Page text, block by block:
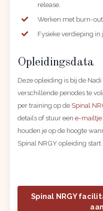
release.
Werken met burn-
Fysieke verdieping
Opleidingsdata
Deze opleiding is bij de
verschillende periodes te
per training op de Spinal
details of stuur een e-mailtje
houden je op de hoogte
Spinal NRGY opleiding start.
Spinal NRGY